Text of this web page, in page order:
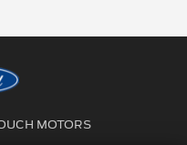
MOTORS